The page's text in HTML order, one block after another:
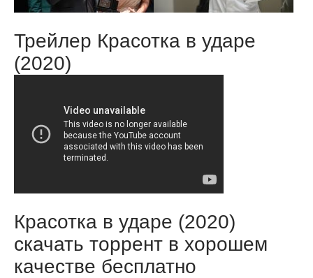
Трейлер Красотка в ударе
(2020)
Красотка в ударе (2020)
скачать торрент в хорошем
качестве бесплатно